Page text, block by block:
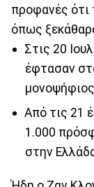
προφανές ότι
όπως
Στις 20
έφτασαν
Από τις 21
1.000
στην